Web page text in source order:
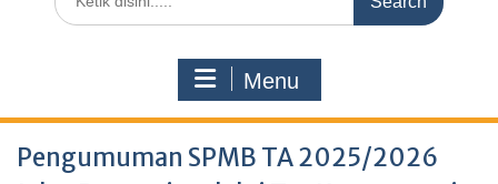
for:
Menu
Pengumuman SPMB TA 2025/2026